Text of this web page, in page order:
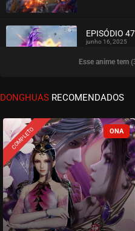
ASSISTIDO
EPISÓDIO
junho 16, 2025
ASSISTIDO
EPISÓDIO 474
ASSISTIDO
EPISÓDIO 473
junho 16, 2025
EPISÓDIO 472
junho 16, 2025
Esse anime tem
DONGHUAS RECOMENDADOS
COMPLETO